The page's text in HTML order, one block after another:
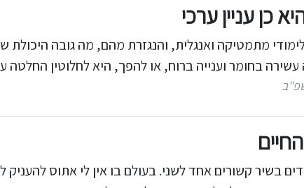
כן עניין ערכי
מתמטיקה ואנגלית, והנגזרת מהם, מה גובה
בחומר וענייה ברוח, או להפך, היא לחלוטין החלטה
בשיר קשורים אחד לשני. בעולם בו אין לי אתוס